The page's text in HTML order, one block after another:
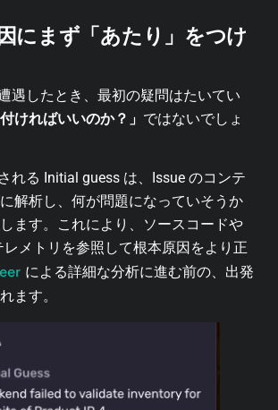
にまず「あたり」をつけ
遇したとき、最初の疑問はたいてい
ければいいのか？」 ではないでしょ
れる Initial guess は、Issue のコンテ
解析し、何が問題になっていそうか
ます。これにより、ソースコードや
レメトリを参照して根本原因をより正
による詳細な分析に進む前の、出発
ます。